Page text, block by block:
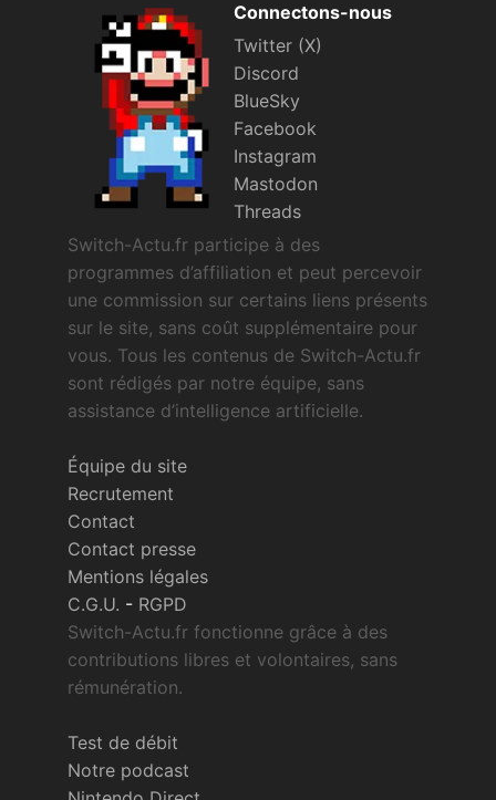
Connectons-nous
Twitter (X)
Discord
BlueSky
Facebook
Instagram
Mastodon
Threads
Switch-Actu.fr participe à des
programmes d’affiliation et peut percevoir
une commission sur certains liens présents
sur le site, sans coût supplémentaire pour
vous. Tous les contenus de Switch-Actu.fr
sont rédigés par notre équipe, sans
assistance d’intelligence artificielle.
Équipe du site
Recrutement
Contact
Contact presse
Mentions légales
C.G.U. - RGPD
Switch-Actu.fr fonctionne grâce à des
contributions libres et volontaires, sans
rémunération.
Test de débit
Notre podcast